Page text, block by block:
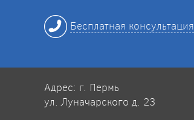
Бесплатная консультация
Адрес: г. Пермь
ул. Луначарского д. 23